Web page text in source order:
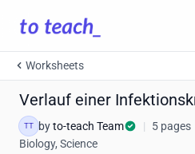
Worksheets
Verlauf einer
TT byto-teach Team | 5 pages
Biology, Science